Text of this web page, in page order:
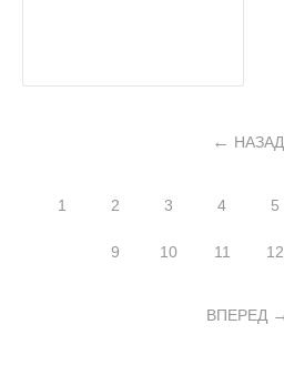
НАЗАД
1 2 3 4 5
9 10 11 12
ВПЕРЕД